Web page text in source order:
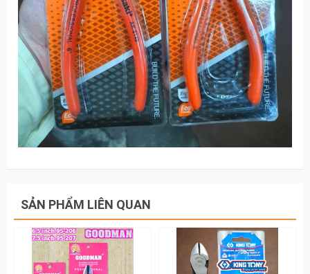
SẢN PHẨM LIÊN QUAN